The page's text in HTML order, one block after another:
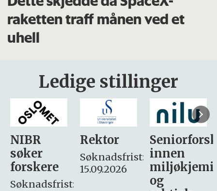
raketten traff månen ved et
uhell
Ledige stillinger
Rektor
Søknadsfrist:
15.09.2026
Seniorforsker
innen
miljøkjemi
søker
– fast